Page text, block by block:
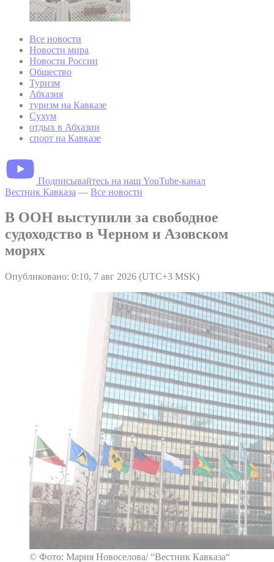
Все новости
Новости мира
Новости России
Общество
Туризм
Абхазия
туризм на Кавказе
Сухум
отдых в Абхазии
спорт на Кавказе
Подписывайтесь на наш YouTube-канал
Вестник Кавказа — Все новости
В ООН выступили за свободное
судоходство в Черном и Азовском
морях
Опубликовано: 0:10, 7 авг 2026 (UTC+3 MSK)
© Фото: Мария Новоселова/ “Вестник Кавказа“